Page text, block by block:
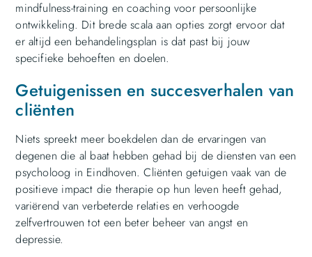
mindfulness-training en coaching voor persoonlijke
ontwikkeling. Dit brede scala aan opties zorgt ervoor dat
er altijd een behandelingsplan is dat past bij jouw
specifieke behoeften en doelen.
Getuigenissen en succesverhalen van
cliënten
Niets spreekt meer boekdelen dan de ervaringen van
degenen die al baat hebben gehad bij de diensten van een
psycholoog in Eindhoven. Cliënten getuigen vaak van de
positieve impact die therapie op hun leven heeft gehad,
variërend van verbeterde relaties en verhoogde
zelfvertrouwen tot een beter beheer van angst en
depressie.